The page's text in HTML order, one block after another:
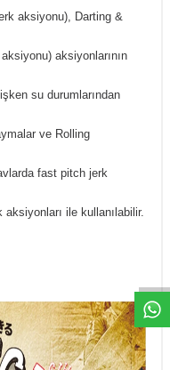
aksiyonu), Darting &
aksiyonlarının
su durumlarından
ve Rolling
fast pitch jerk
ile kullanılabilir.